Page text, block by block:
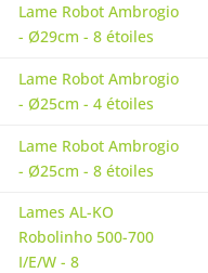
Lame Robot Ambrogio
- Ø29cm - 8 étoiles
Lame Robot Ambrogio
- Ø25cm - 4 étoiles
Lame Robot Ambrogio
- Ø25cm - 8 étoiles
Lames AL-KO
Robolinho 500-700
I/E/W - 8